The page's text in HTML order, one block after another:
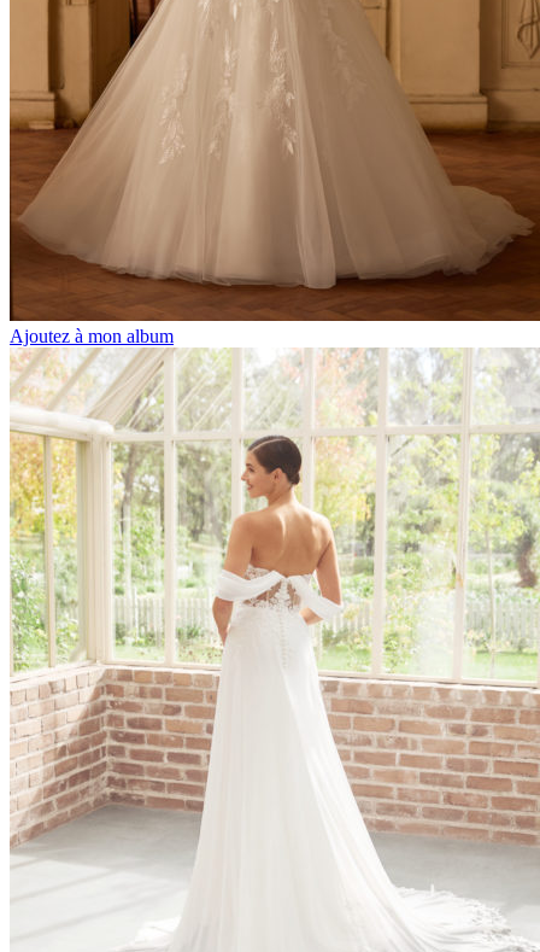
Ajoutez à mon album